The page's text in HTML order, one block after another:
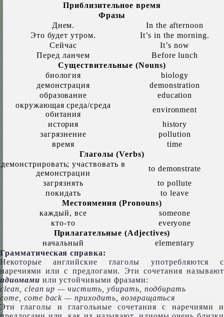
Приблизительное время
Фразы
Днем.
In the afternoon
Это будет утром.
It’s in the morning.
Сейчас
It’s now
Перед ланчем
Before lunch
Существительные (Nouns)
биология
biol­o­gy
демонстрация
demon­stra­tion
образование
edu­ca­tion
окружающая среда/среда
обитания
envi­ron­ment
история
his­to­ry
загрязнение
pol­lu­tion
время
time
Глаголы (Verbs)
демонстрировать; участвовать в
демонстрации
to demon­strate
загрязнять
to pol­lute
покидать
to leave
Местоимения (Pro­nouns)
каждый, все
some­one
кто-то
every­one
Прилагательные (Adjec­tives)
начальный
ele­men­tary
Грамматическая справка:
Некоторые английские глаголы употребляются с
наречиями или с предлогами. Эти сочетания называют
идиомами или устойчивыми фразами:
clean, clean up — чистить, убирать, подбирать
come, come back — приходить, возвращаться
Эти глаголы и глагольные сочетания с наречиями и